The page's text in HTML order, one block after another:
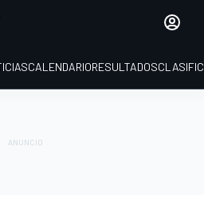
CALENDARIORESULTADOS